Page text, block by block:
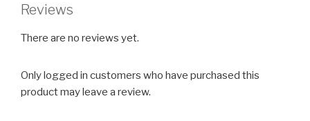
Reviews
There are no reviews yet.
Only logged in customers who have purchased this
product may leave a review.